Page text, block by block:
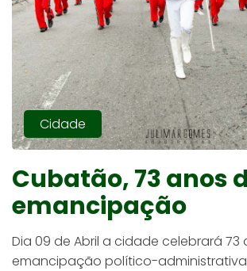
Cidade
Cubatão, 73 anos
emancipação
Dia 09 de Abril a cidade celebrará 73
emancipação político-administrativa